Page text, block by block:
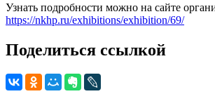
Узнать подробности можно на сайте
https://nkhp.ru/exhibitions/exhibition/69/
Поделиться ссылкой